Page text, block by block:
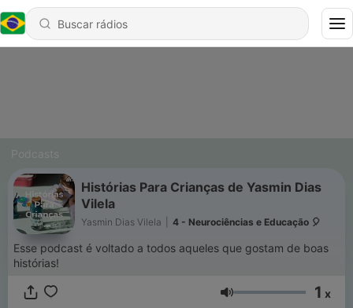
Podcasts
Histórias Para Crianças de Yasmin Dias
Vilela
Yasmin Dias Vilela 4 - Neurociências e Educação 🎈
Esse podcast é voltado a todos aqueles que gostam de boas
histórias!
Volume 1 x